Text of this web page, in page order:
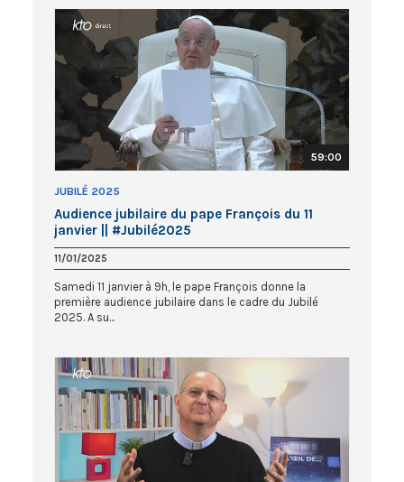
59:00
JUBILÉ 2025
Audience jubilaire du pape François du 11
janvier || #Jubilé2025
11/01/2025
Samedi 11 janvier à 9h, le pape François donne la
première audience jubilaire dans le cadre du Jubilé
2025. A su...